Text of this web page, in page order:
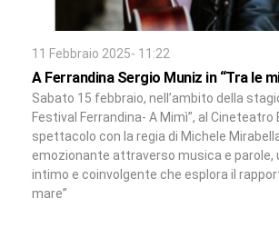
11 Febbraio 2025- 11:22
A Ferrandina Sergio Muniz in “Tra le
Sabato 15 febbraio, nell’ambito della
Festival Ferrandina- A Mimì”, al Cineteatro
spettacolo con la regia di Michele
emozionante attraverso musica e parole,
intimo e coinvolgente che esplora il
mare”